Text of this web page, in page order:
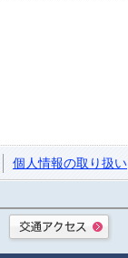
個人情報の取り扱い